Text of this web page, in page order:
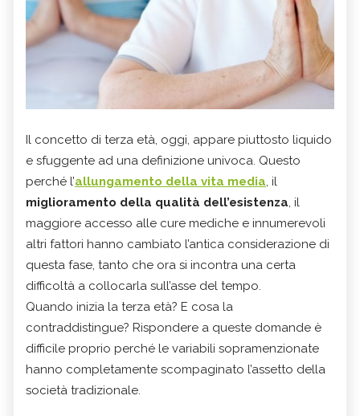
Il concetto di terza età, oggi, appare piuttosto liquido
e sfuggente ad una definizione univoca. Questo
perché l’allungamento della vita media, il
miglioramento della qualità dell’esistenza, il
maggiore accesso alle cure mediche e innumerevoli
altri fattori hanno cambiato l’antica considerazione di
questa fase, tanto che ora si incontra una certa
difficoltà a collocarla sull’asse del tempo.
Quando inizia la terza età? E cosa la
contraddistingue? Rispondere a queste domande è
difficile proprio perché le variabili sopramenzionate
hanno completamente scompaginato l’assetto della
società tradizionale.